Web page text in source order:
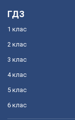
ГДЗ
1 клас
2 клас
3 клас
4 клас
5 клас
6 клас